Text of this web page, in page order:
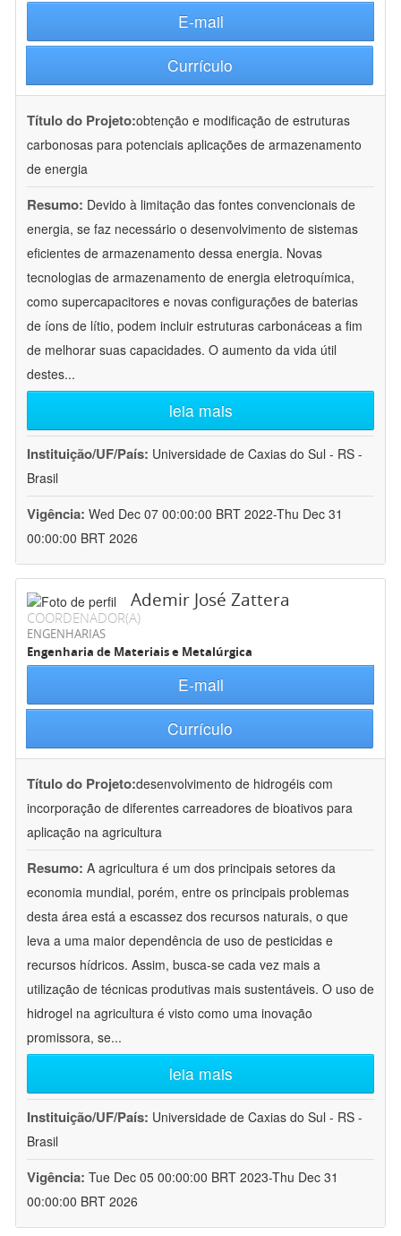
E-mail
Currículo
Título do Projeto:obtenção e modificação de estruturas
carbonosas para potenciais aplicações de armazenamento
de energia
Resumo: Devido à limitação das fontes convencionais de
energia, se faz necessário o desenvolvimento de sistemas
eficientes de armazenamento dessa energia. Novas
tecnologias de armazenamento de energia eletroquímica,
como supercapacitores e novas configurações de baterias
de íons de lítio, podem incluir estruturas carbonáceas a fim
de melhorar suas capacidades. O aumento da vida útil
destes...
leia mais
Instituição/UF/País: Universidade de Caxias do Sul - RS -
Brasil
Vigência: Wed Dec 07 00:00:00 BRT 2022-Thu Dec 31
00:00:00 BRT 2026
Ademir José Zattera
COORDENADOR(A)
ENGENHARIAS
Engenharia de Materiais e Metalúrgica
E-mail
Currículo
Título do Projeto:desenvolvimento de hidrogéis com
incorporação de diferentes carreadores de bioativos para
aplicação na agricultura
Resumo: A agricultura é um dos principais setores da
economia mundial, porém, entre os principais problemas
desta área está a escassez dos recursos naturais, o que
leva a uma maior dependência de uso de pesticidas e
recursos hídricos. Assim, busca-se cada vez mais a
utilização de técnicas produtivas mais sustentáveis. O uso de
hidrogel na agricultura é visto como uma inovação
promissora, se...
leia mais
Instituição/UF/País: Universidade de Caxias do Sul - RS -
Brasil
Vigência: Tue Dec 05 00:00:00 BRT 2023-Thu Dec 31
00:00:00 BRT 2026